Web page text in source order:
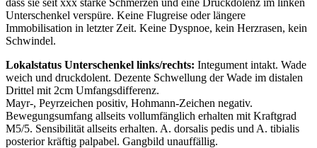
Unterschenkel verspüre. Keine Flugreise oder längere
Immobilisation in letzter Zeit. Keine Dyspnoe, kein Herzrasen, kein
Schwindel.
Lokalstatus Unterschenkel links/rechts: Integument intakt. Wade
weich und druckdolent. Dezente Schwellung der Wade im distalen
Drittel mit 2cm Umfangsdifferenz.
Mayr-, Peyrzeichen positiv, Hohmann-Zeichen negativ.
Bewegungsumfang allseits vollumfänglich erhalten mit Kraftgrad
M5/5. Sensibilität allseits erhalten. A. dorsalis pedis und A. tibialis
posterior kräftig palpabel. Gangbild unauffällig.